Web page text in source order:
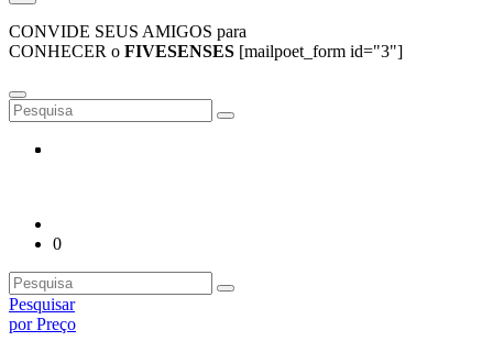
CONVIDE SEUS AMIGOS para
CONHECER o FIVESENSES [mailpoet_form id="3"]
0
Pesquisar
por Preço